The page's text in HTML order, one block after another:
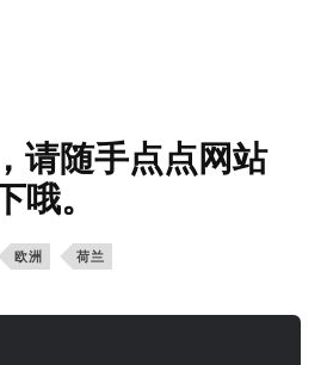
请随手点点网站
哦。
欧洲 荷兰